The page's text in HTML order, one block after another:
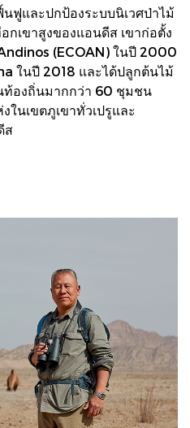
ฟูและปกป้องระบบนิเวศป่าไม้
กเขาสูงของแอนดีส เขาก่อตั้ง
(ECOAN) ในปี 2000
ในปี 2018 และได้ปลูกต้นไม้
องถิ่นมากกว่า 60 ชุมชน
ในเขตภูเขาทั่วเปรูและ
ส